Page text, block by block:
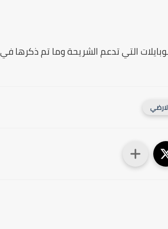
التي تدعم الشريحة وما تم ذكرها